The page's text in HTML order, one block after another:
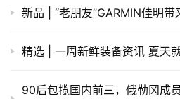
新品 | “老朋友”GARMIN佳明带
精选 | 一周新鲜装备资讯 夏天
90后包揽国内前三，俄勒冈成